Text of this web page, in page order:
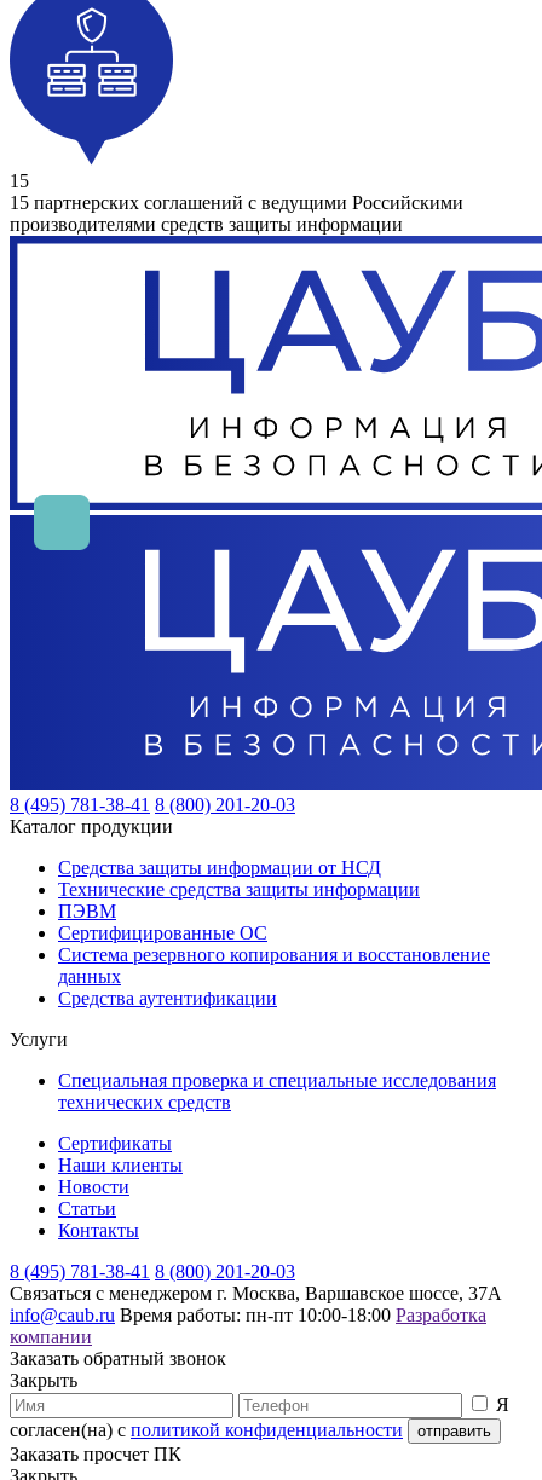
15
15 партнерских соглашений с ведущими Российскими
производителями средств защиты информации
8 (495) 781-38-41 8 (800) 201-20-03
Каталог продукции
Средства защиты информации от НСД
Технические средства защиты информации
ПЭВМ
Сертифицированные ОС
Система резервного копирования и восстановление
данных
Средства аутентификации
Услуги
Специальная проверка и специальные исследования
технических средств
Сертификаты
Наши клиенты
Новости
Статьи
Контакты
8 (495) 781-38-41 8 (800) 201-20-03
Связаться с менеджером г. Москва, Варшавское шоссе, 37А
info@caub.ru Время работы: пн-пт 10:00-18:00 Разработка
компании
Заказать обратный звонок
Закрыть
Я
согласен(на) с политикой конфиденциальности
Заказать просчет ПК
Закрыть